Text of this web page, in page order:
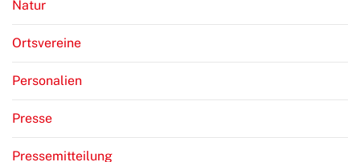
Natur
Ortsvereine
Personalien
Presse
Pressemitteilung